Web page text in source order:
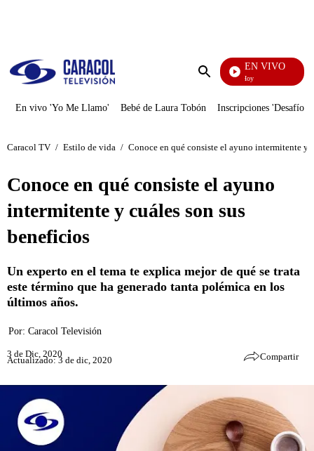
Enviar
EN VIVO
La Finca De Hoy
En vivo 'Yo Me Llamo' Bebé de Laura Tobón Inscripciones 'Desafío'
Caracol TV / Estilo de vida / Conoce en qué consiste el ayuno intermitente y
Conoce en qué consiste el ayuno
intermitente y cuáles son sus
beneficios
Un experto en el tema te explica mejor de qué se trata
este término que ha generado tanta polémica en los
últimos años.
Por: Caracol Televisión
3 de Dic, 2020
Actualizado: 3 de dic, 2020 Compartir